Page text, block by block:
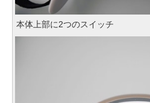
本体上部に2つのスイッチ